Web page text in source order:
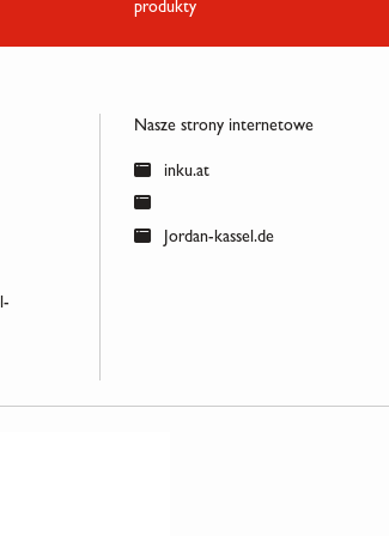
produkty
Nasze strony internetowe
inku.at
Jordan-kassel.de